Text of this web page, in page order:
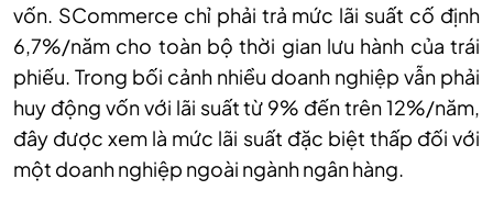
vốn. SCommerce chỉ phải trả mức lãi suất cố định
6,7%/năm cho toàn bộ thời gian lưu hành của trái
phiếu. Trong bối cảnh nhiều doanh nghiệp vẫn phải
huy động vốn với lãi suất từ 9% đến trên 12%/năm,
đây được xem là mức lãi suất đặc biệt thấp đối với
một doanh nghiệp ngoài ngành ngân hàng.